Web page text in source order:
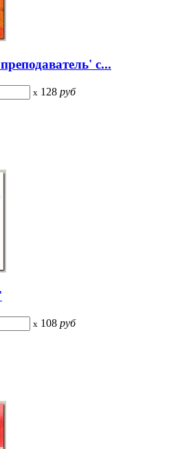
с...
x 128 руб
x 108 руб